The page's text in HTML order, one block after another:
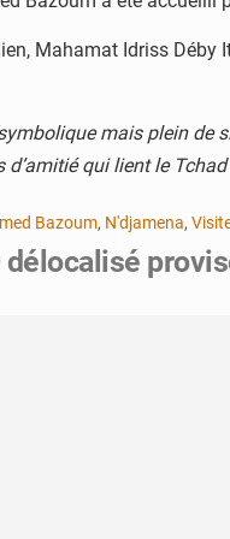
Mahamat Idriss Déby
mais plein
qui lient le
Bazoum, N'djamena,